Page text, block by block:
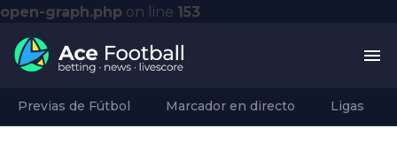
open-graph.php on line 153
Previas de Fútbol Marcador en directo Ligas